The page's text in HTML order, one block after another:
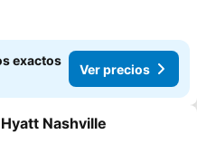
exactos
Ver precios
a favoritos
Nashville